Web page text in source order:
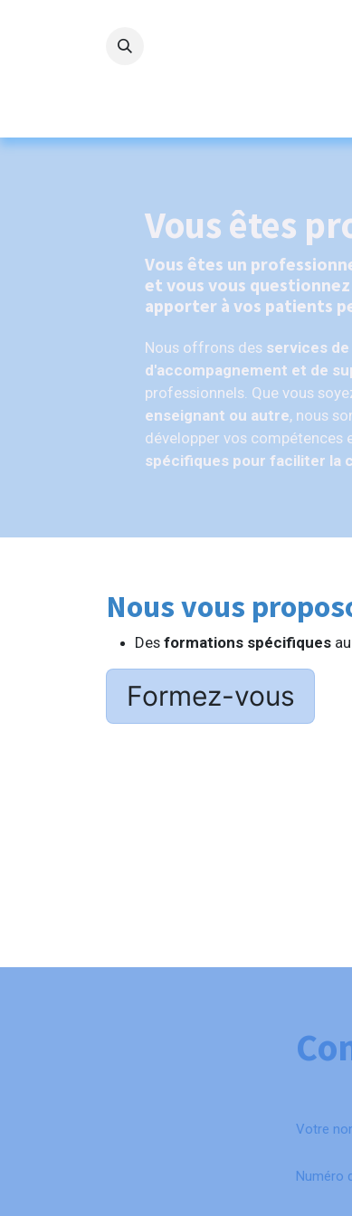
Vous êtes
Vous êtes un
et vous vous questionnez
apporter à vos patients
Nous offrons des services
d'accompagnement et de
professionnels. Que vous
enseignant ou autre, nous
développer vos compétences
spécifiques pour faciliter la
Nous vous
Des formations spécifiques
Formez-vous
Votre
Numéro